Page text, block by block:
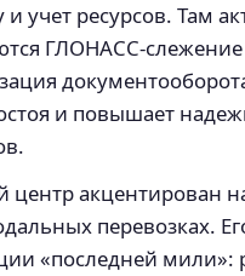
и учет ресурсов. Там
ГЛОНАСС-
и повышает
центр акцентирован
перевозках.
«последней мили»: